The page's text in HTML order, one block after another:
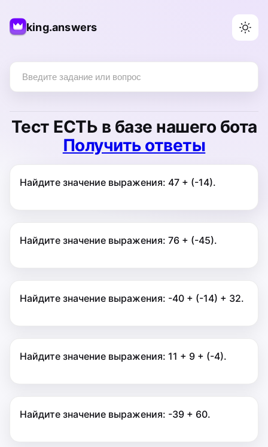
king.answers
Тест ЕСТЬ в базе нашего бота
Получить ответы
Найдите значение выражения: 47 + (-14).
Найдите значение выражения: 76 + (-45).
Найдите значение выражения: -40 + (-14) + 32.
Найдите значение выражения: 11 + 9 + (-4).
Найдите значение выражения: -39 + 60.